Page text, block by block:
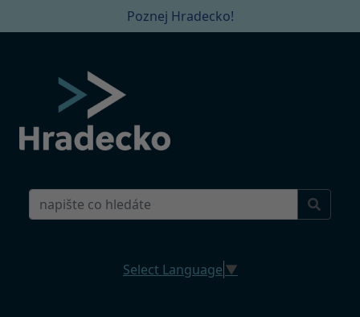
Poznej Hradecko!
Select Language ▼